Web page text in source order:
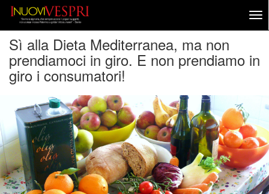
Sì alla Dieta Mediterranea, ma non
prendiamoci in giro. E non prendiamo in
giro i consumatori!